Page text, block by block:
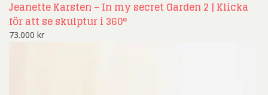
Jeanette Karsten – In my secret Garden 2 | Klicka
för att se skulptur i 360°
73.000 kr